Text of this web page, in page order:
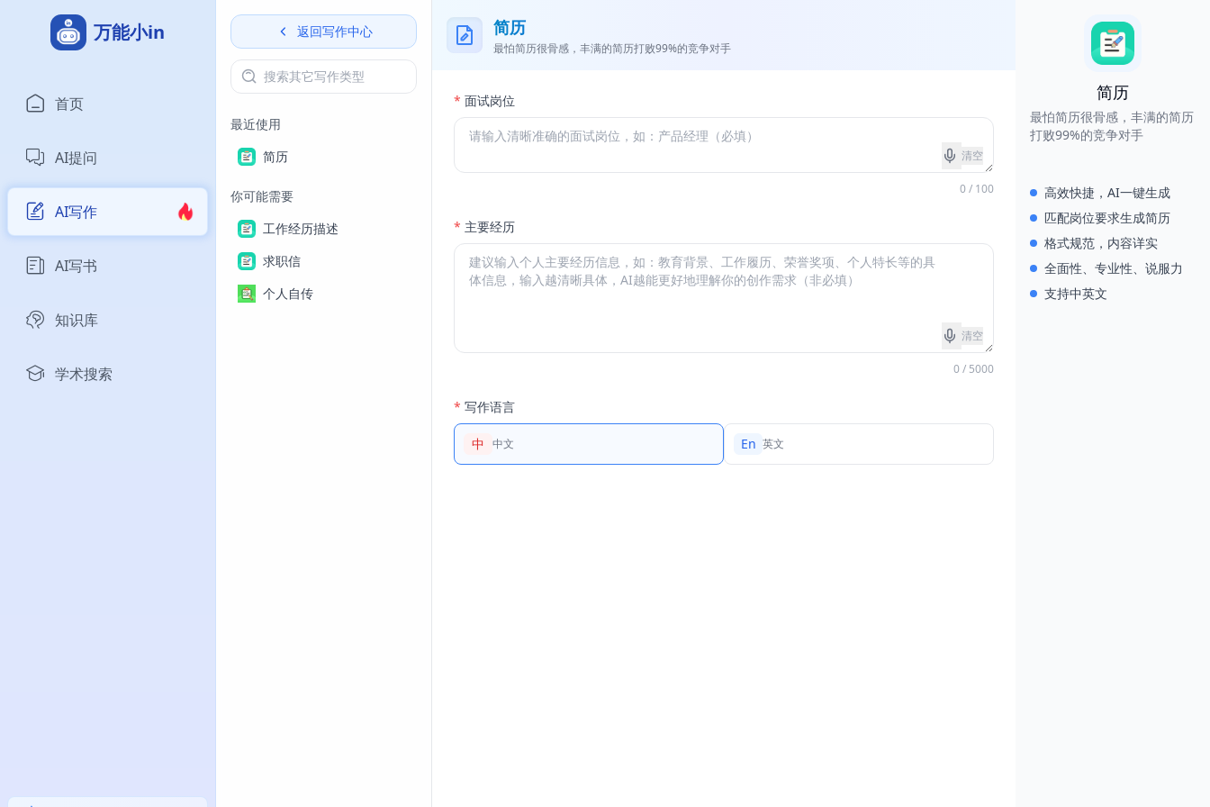
万能小in
首页
AI提问
AI写作
AI写书
知识库
学术搜索
返回写作中心
最近使用
简历
你可能需要
工作经历描述
求职信
个人自传
简历
最怕简历很骨感，丰满的简历打败99%的竞争对手
* 面试岗位
清空
0 / 100
* 主要经历
清空
0 / 5000
* 写作语言
中 中文 En 英文
简历
最怕简历很骨感，丰满的简历
打败99%的竞争对手
高效快捷，AI一键生成
匹配岗位要求生成简历
格式规范，内容详实
全面性、专业性、说服力
支持中英文